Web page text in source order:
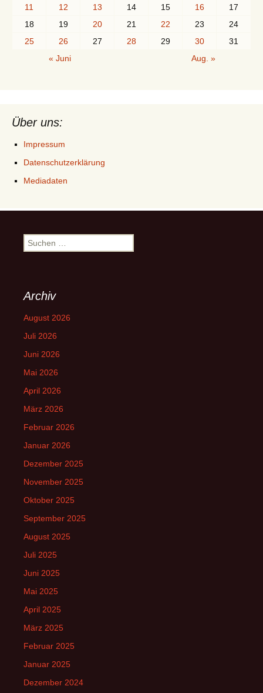
11
12 13 14 15 16
17
18
19 20 21 22 23
24
25
26 27 28 29 30
31
« Juni
Aug. »
Über uns:
Impressum
Datenschutzerklärung
Mediadaten
Suchen
nach:
Archiv
August 2026
Juli 2026
Juni 2026
Mai 2026
April 2026
März 2026
Februar 2026
Januar 2026
Dezember 2025
November 2025
Oktober 2025
September 2025
August 2025
Juli 2025
Juni 2025
Mai 2025
April 2025
März 2025
Februar 2025
Januar 2025
Dezember 2024